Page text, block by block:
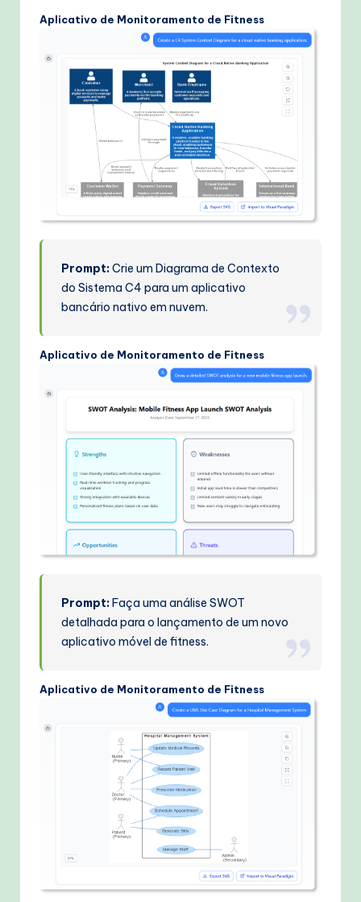
Aplicativo de Monitoramento de Fitness
Prompt:Crie um Diagrama de Contexto
do Sistema C4 para um aplicativo
bancário nativo em nuvem.
Aplicativo de Monitoramento de Fitness
Prompt:Faça uma análise SWOT
detalhada para o lançamento de um novo
aplicativo móvel de fitness.
Aplicativo de Monitoramento de Fitness